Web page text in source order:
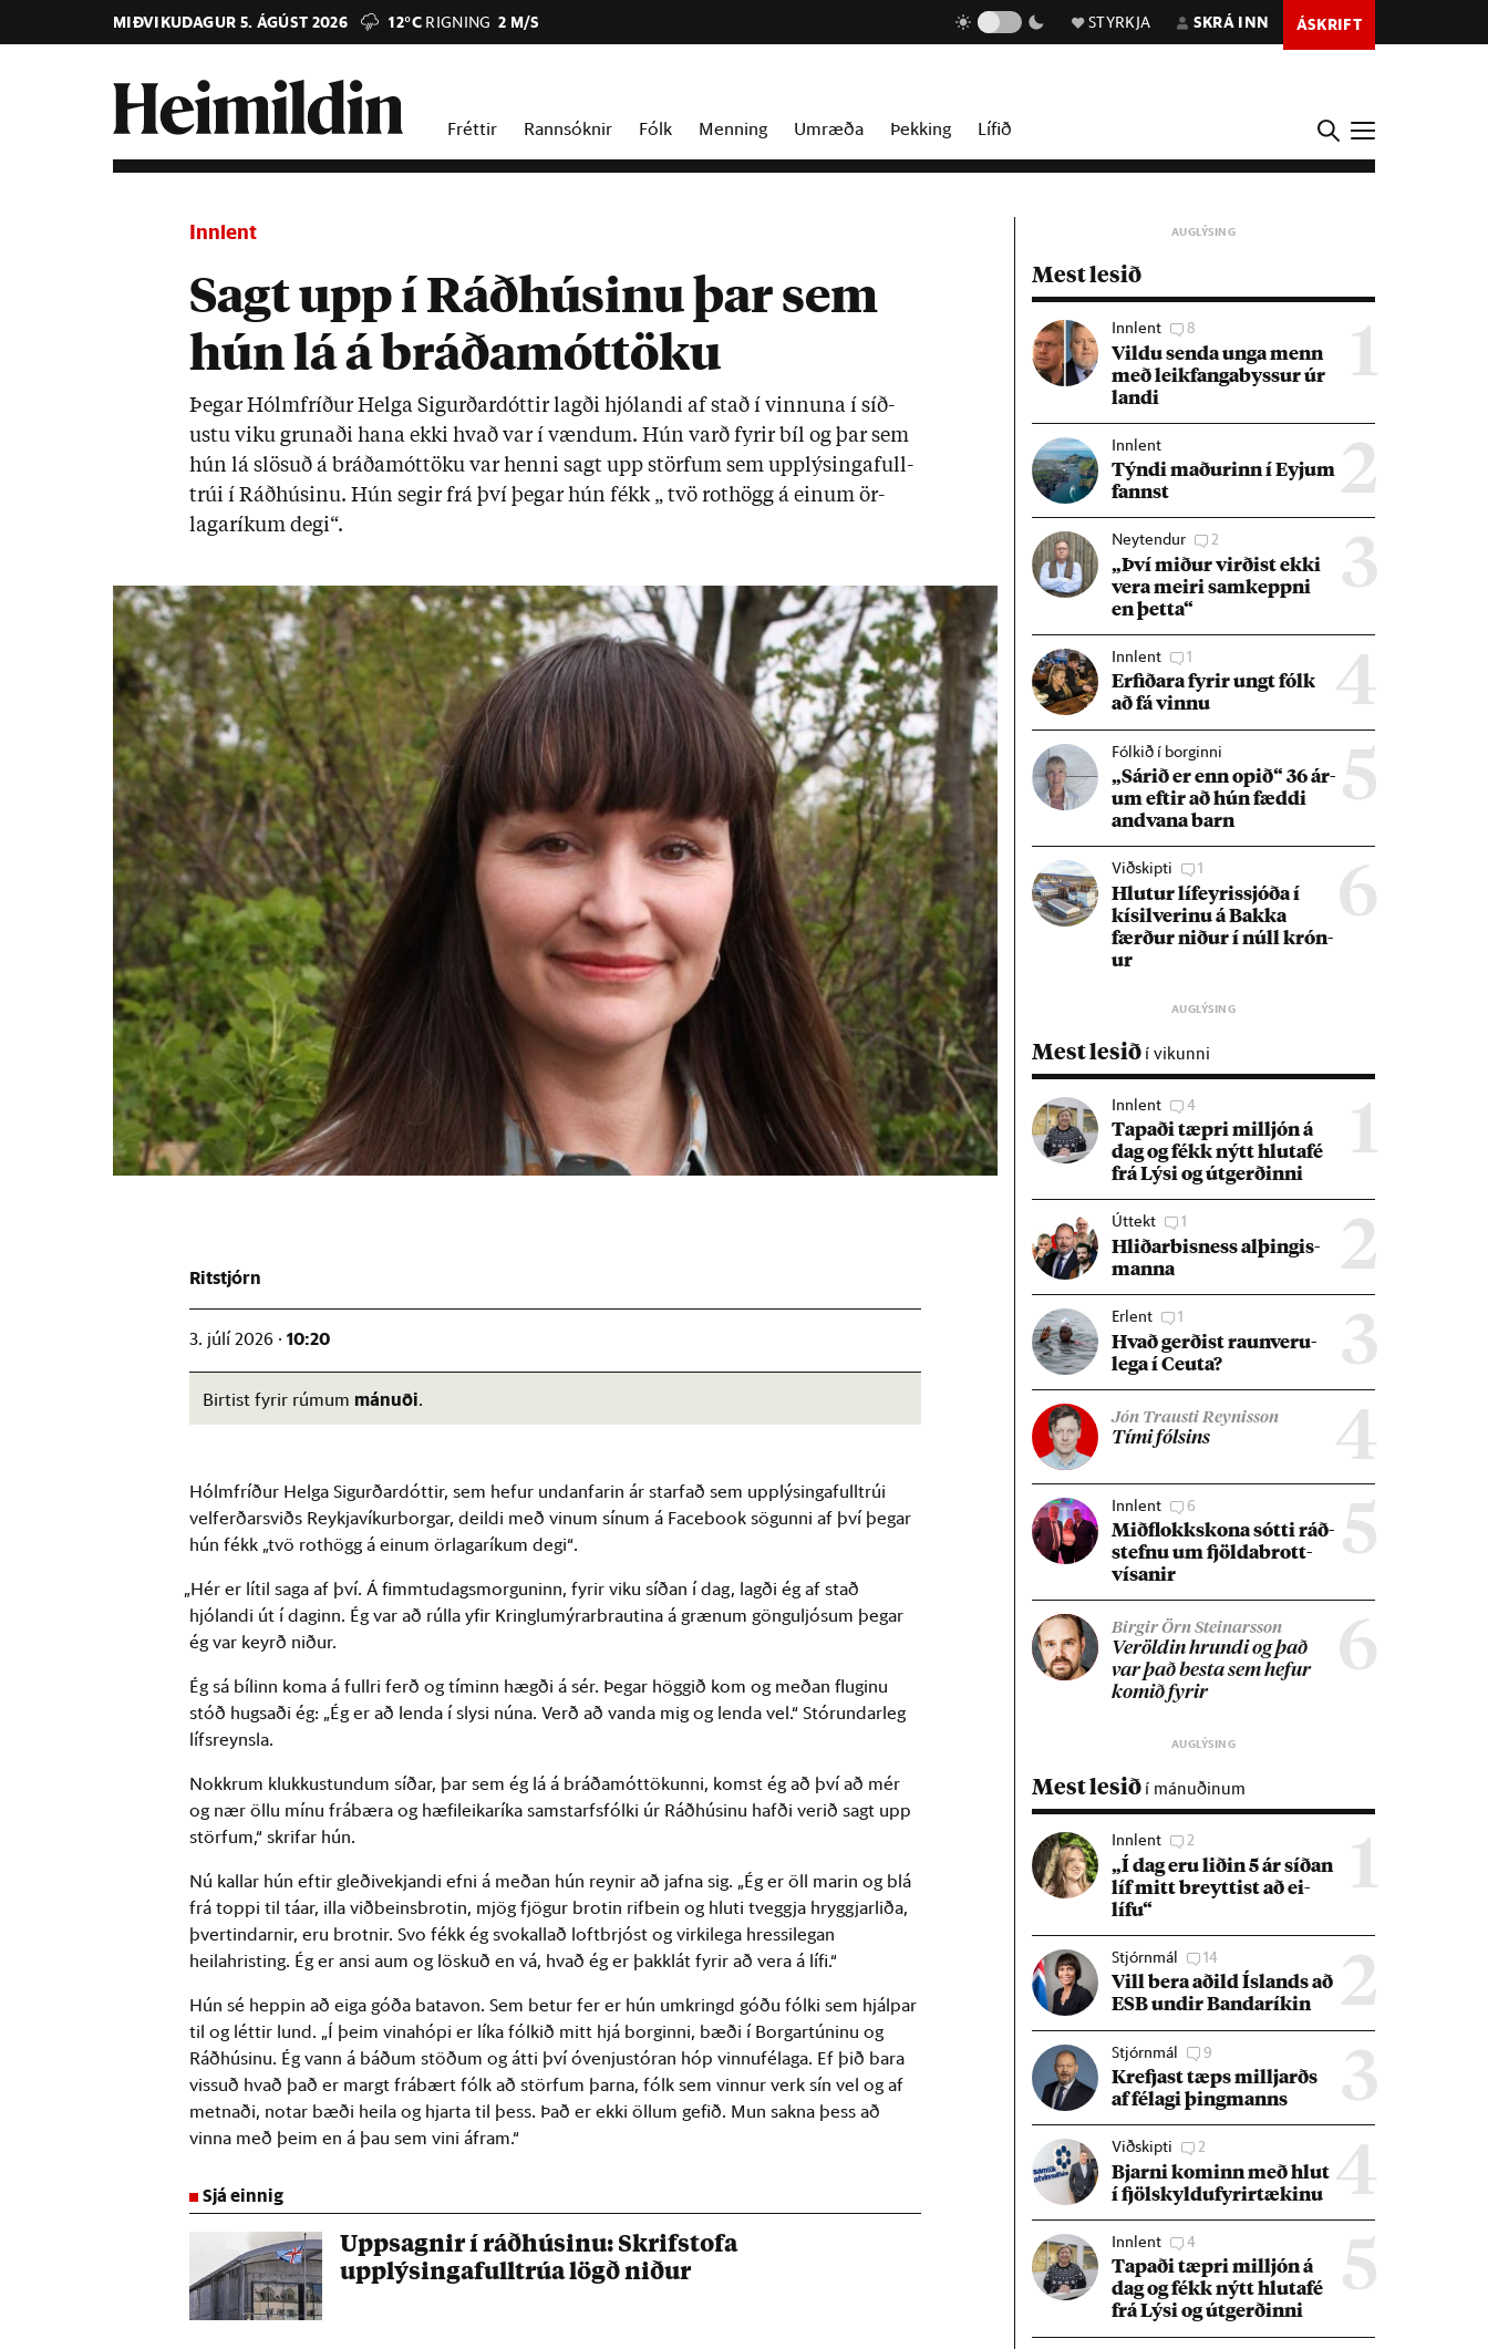
MIÐVIKUDAGUR 5. ÁGÚST 2026 12°C RIGNING 2 M/S STYRKJA SKRÁ INN ÁSKRIFT
Fréttir Rannsóknir Fólk Menning Umræða Þekking Lífið
Innlent
Sagt upp í Ráðhúsinu þar sem
hún lá á bráðamóttöku
Þeg­ar Hólm­fríð­ur Helga Sig­urð­ar­dótt­ir lagði hjólandi af stað í vinn­una í síð­
ustu viku grun­aði hana ekki hvað var í vænd­um. Hún varð fyr­ir bíl og þar sem
hún lá slös­uð á bráða­mót­töku var henni sagt upp störf­um sem upp­lýs­inga­full­
trúi í Ráð­hús­inu. Hún seg­ir frá því þeg­ar hún fékk „ tvö rot­högg á ein­um ör­
laga­rík­um degi“.
Ritstjórn
3. júlí 2026 ·10:20
Birtist fyrir rúmum mánuði.
Hólmfríður Helga Sigurðardóttir, sem hefur undanfarin ár starfað sem upplýsingafulltrúi
velferðarsviðs Reykjavíkurborgar, deildi með vinum sínum á Facebook sögunni af því þegar
hún fékk „tvö rothögg á einum örlagaríkum degi“.
„Hér er lítil saga af því. Á fimmtudagsmorguninn, fyrir viku síðan í dag, lagði ég af stað
hjólandi út í daginn. Ég var að rúlla yfir Kringlumýrarbrautina á grænum gönguljósum þegar
ég var keyrð niður.
Ég sá bílinn koma á fullri ferð og tíminn hægði á sér. Þegar höggið kom og meðan fluginu
stóð hugsaði ég: „Ég er að lenda í slysi núna. Verð að vanda mig og lenda vel.“ Stórundarleg
lífsreynsla.
Nokkrum klukkustundum síðar, þar sem ég lá á bráðamóttökunni, komst ég að því að mér
og nær öllu mínu frábæra og hæfileikaríka samstarfsfólki úr Ráðhúsinu hafði verið sagt upp
störfum,“ skrifar hún.
Nú kallar hún eftir gleðivekjandi efni á meðan hún reynir að jafna sig. „Ég er öll marin og blá
frá toppi til táar, illa viðbeinsbrotin, mjög fjögur brotin rifbein og hluti tveggja hryggjarliða,
þvertindarnir, eru brotnir. Svo fékk ég svokallað loftbrjóst og virkilega hressilegan
heilahristing. Ég er ansi aum og löskuð en vá, hvað ég er þakklát fyrir að vera á lífi.“
Hún sé heppin að eiga góða batavon. Sem betur fer er hún umkringd góðu fólki sem hjálpar
til og léttir lund. „Í þeim vinahópi er líka fólkið mitt hjá borginni, bæði í Borgartúninu og
Ráðhúsinu. Ég vann á báðum stöðum og átti því óvenjustóran hóp vinnufélaga. Ef þið bara
vissuð hvað það er margt frábært fólk að störfum þarna, fólk sem vinnur verk sín vel og af
metnaði, notar bæði heila og hjarta til þess. Það er ekki öllum gefið. Mun sakna þess að
vinna með þeim en á þau sem vini áfram.“
Sjá einnig
Uppsagnir í ráðhúsinu: Skrifstofa
upplýsingafulltrúa lögð niður
Mest lesið
1
Innlent 8
Vildu senda unga menn
með leik­fanga­byss­ur úr
landi
2
Innlent
Týndi mað­ur­inn í Eyj­um
fannst
3
Neytendur 2
„Því mið­ur virð­ist ekki
vera meiri sam­keppni
en þetta“
4
Innlent 1
Erf­ið­ara fyr­ir ungt fólk
að fá vinnu
5
Fólkið í borginni
„Sár­ið er enn op­ið“ 36 ár­
um eft­ir að hún fæddi
and­vana barn
6
Viðskipti 1
Hlut­ur líf­eyr­is­sjóða í
kís­il­ver­inu á Bakka
færð­ur nið­ur í núll krón­
ur
Mest lesið í vikunni
1
Innlent 4
Tap­aði tæpri millj­ón á
dag og fékk nýtt hluta­fé
frá Lýsi og út­gerð­inni
2
Úttekt 1
Hlið­ar­bis­ness al­þing­is­
manna
3
Erlent 1
Hvað gerð­ist raun­veru­
lega í Ceuta?
4
Jón Trausti Reynisson
Tími fóls­ins
5
Innlent 6
Mið­flokks­kona sótti ráð­
stefnu um fjölda­brott­
vís­an­ir
6
Birgir Örn Steinarsson
Ver­öld­in hrundi og það
var það besta sem hef­ur
kom­ið fyr­ir
Mest lesið í mánuðinum
1
Innlent 2
„Í dag eru lið­in 5 ár síð­an
líf mitt breytt­ist að ei­
lífu“
2
Stjórnmál 14
Vill bera að­ild Ís­lands að
ESB und­ir Banda­rík­in
3
Stjórnmál 9
Krefjast tæps millj­arðs
af fé­lagi þing­manns
4
Viðskipti 2
Bjarni kom­inn með hlut
í fjöl­skyldu­fyr­ir­tæk­inu
5
Innlent 4
Tap­aði tæpri millj­ón á
dag og fékk nýtt hluta­fé
frá Lýsi og út­gerð­inni